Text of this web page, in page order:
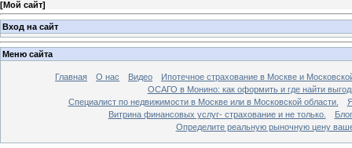
[Мой сайт]
Вход на сайт
Меню сайта
Главная О нас Видео
Ипотечное страхование в Москве и
ОСАГО в Монино: как оформить и где найти
Специалист по недвижимости в Москве или в Московской области.
Витрина финансовых услуг- страхование и не только.
Блог
Определите реальную рыночную цену